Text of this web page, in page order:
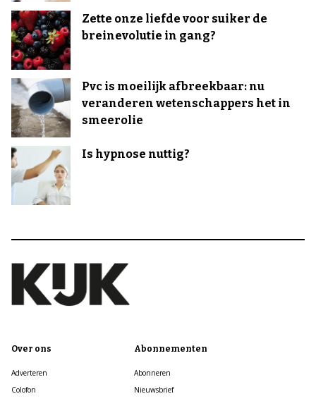
Zette onze liefde voor suiker de
breinevolutie in gang?
Pvc is moeilijk afbreekbaar: nu
veranderen wetenschappers het in
smeerolie
Is hypnose nuttig?
Over ons
Adverteren
Colofon
Abonnementen
Abonneren
Nieuwsbrief